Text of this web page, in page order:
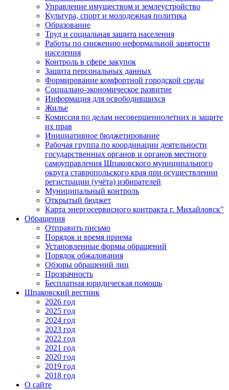
Управление имуществом и землеустройство
Культура, спорт и молодежная политика
Образование
Труд и социальная защита населения
Работы по снижению неформальной занятости
населения
Контроль в сфере закупок
Защита персональных данных
Формирование комфортной городской среды
Социально-экономическое развитие
Информация для освободившихся
Жилье
Комиссия по делам несовершеннолетних и защите
их прав
Инициативное бюджетирование
Рабочая группа по координации деятельности
государственных органов и органов местного
самоуправления Шпаковского муниципального
округа ставропольского края при осуществлении
регистрации (учёта) избирателей
Муниципальный контроль
Открытый бюджет
Карта энергосервисного контракта г. Михайловск"
Обращения
Отправить письмо
Порядок и время приема
Установленные формы обращений
Порядок обжалования
Обзоры обращений лиц
Прозрачность
Бесплатная юридическая помощь
Шпаковский вестник
2026 год
2025 год
2024 год
2023 год
2022 год
2021 год
2020 год
2019 год
2018 год
О сайте